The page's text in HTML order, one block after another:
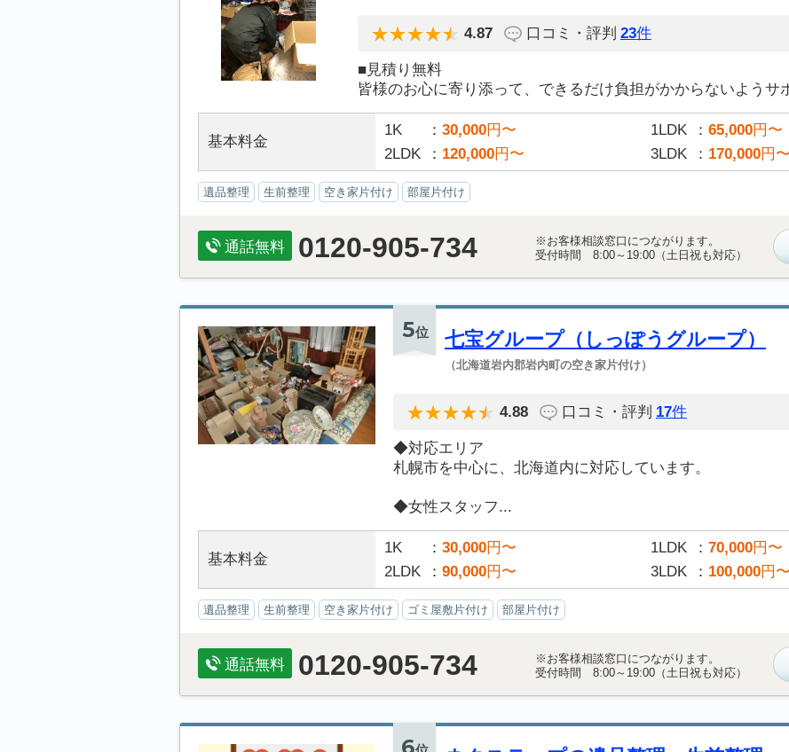
4.87 口コミ・評判 23件
■見積り無料
皆様のお心に寄り添って、できるだけ負担がかからないようサ
基本料金
1K 30,000円〜 1LDK 65,000円〜
2LDK
120,000円〜 3LDK 170,000円〜
遺品整理 生前整理 空き家片付け 部屋片付け
通話無料 0120-905-734
※お客様相談窓口につながります。
受付時間 8:00～19:00（土日祝も対応）
5位 七宝グループ（しっぽうグループ）
（北海道岩内郡岩内町の空き家片付け）
4.88 口コミ・評判 17件
◆対応エリア
札幌市を中心に、北海道内に対応しています。
◆女性スタッフ...
基本料金
1K 30,000円〜 1LDK 70,000円〜
2LDK
90,000円〜 3LDK 100,000円〜
遺品整理 生前整理 空き家片付け ゴミ屋敷片付け 部屋片付け
通話無料 0120-905-734
※お客様相談窓口につながります。
受付時間 8:00～19:00（土日祝も対応）